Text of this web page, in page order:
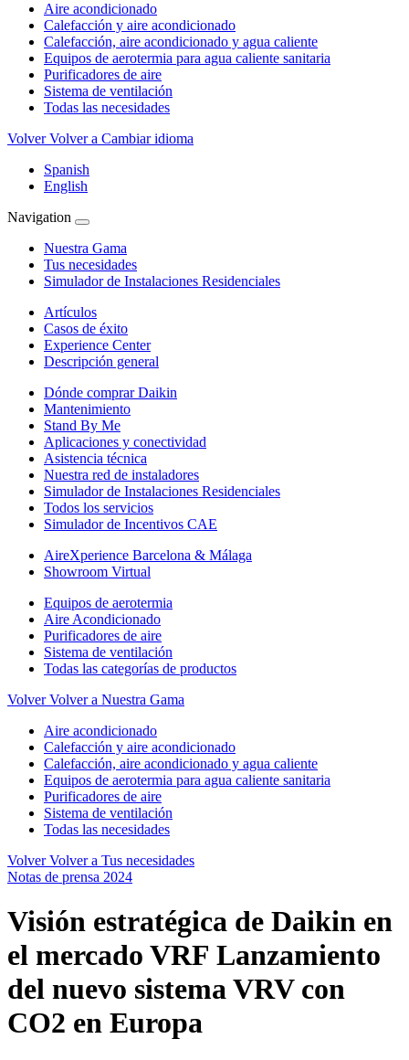
Aire acondicionado
Calefacción y aire acondicionado
Calefacción, aire acondicionado y agua caliente
Equipos de aerotermia para agua caliente sanitaria
Purificadores de aire
Sistema de ventilación
Todas las necesidades
Volver Volver a Cambiar idioma
Spanish
English
Navigation
Nuestra Gama
Tus necesidades
Simulador de Instalaciones Residenciales
Artículos
Casos de éxito
Experience Center
Descripción general
Dónde comprar Daikin
Mantenimiento
Stand By Me
Aplicaciones y conectividad
Asistencia técnica
Nuestra red de instaladores
Simulador de Instalaciones Residenciales
Todos los servicios
Simulador de Incentivos CAE
AireXperience Barcelona & Málaga
Showroom Virtual
Equipos de aerotermia
Aire Acondicionado
Purificadores de aire
Sistema de ventilación
Todas las categorías de productos
Volver Volver a Nuestra Gama
Aire acondicionado
Calefacción y aire acondicionado
Calefacción, aire acondicionado y agua caliente
Equipos de aerotermia para agua caliente sanitaria
Purificadores de aire
Sistema de ventilación
Todas las necesidades
Volver Volver a Tus necesidades
Notas de prensa 2024
Visión estratégica de Daikin en
el mercado VRF Lanzamiento
del nuevo sistema VRV con
CO2 en Europa